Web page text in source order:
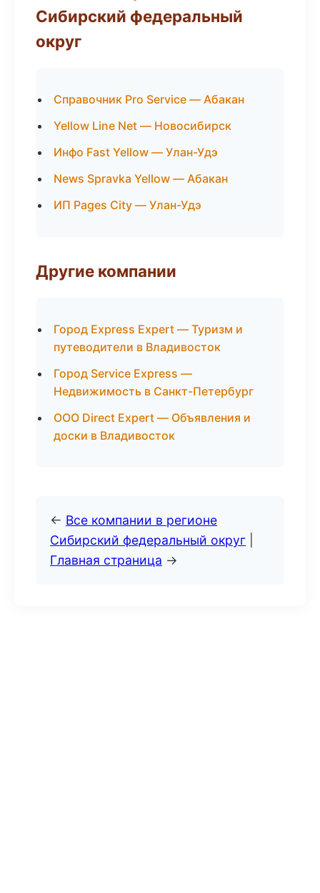
Сибирский федеральный
округ
Справочник Pro Service — Абакан
Yellow Line Net — Новосибирск
Инфо Fast Yellow — Улан-Удэ
News Spravka Yellow — Абакан
ИП Pages City — Улан-Удэ
Другие компании
Город Express Expert — Туризм и
путеводители в Владивосток
Город Service Express —
Недвижимость в Санкт-Петербург
ООО Direct Expert — Объявления и
доски в Владивосток
← Все компании в регионе
Сибирский федеральный округ
Главная страница →